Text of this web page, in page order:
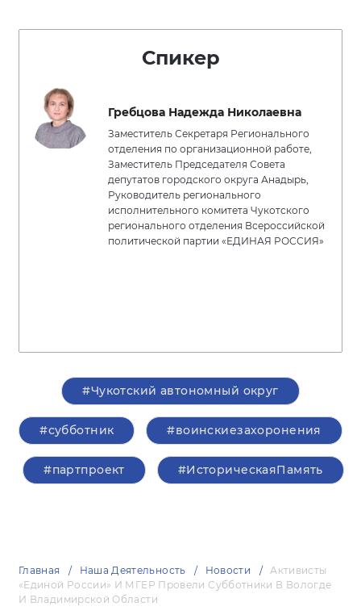
Спикер
Гребцова Надежда Николаевна
Заместитель Секретаря Регионального
отделения по организационной работе,
Заместитель Председателя Совета
депутатов городского округа Анадырь,
Руководитель регионального
исполнительного комитета Чукотского
регионального отделения Всероссийской
политической партии «ЕДИНАЯ РОССИЯ»
#Чукотский автономный округ
#субботник #воинскиезахоронения
#партпроект #ИсторическаяПамять
Главная Наша Деятельность Новости
Активисты
«Единой России» И МГЕР Провели Субботники В Вологде
И Владимирской Области